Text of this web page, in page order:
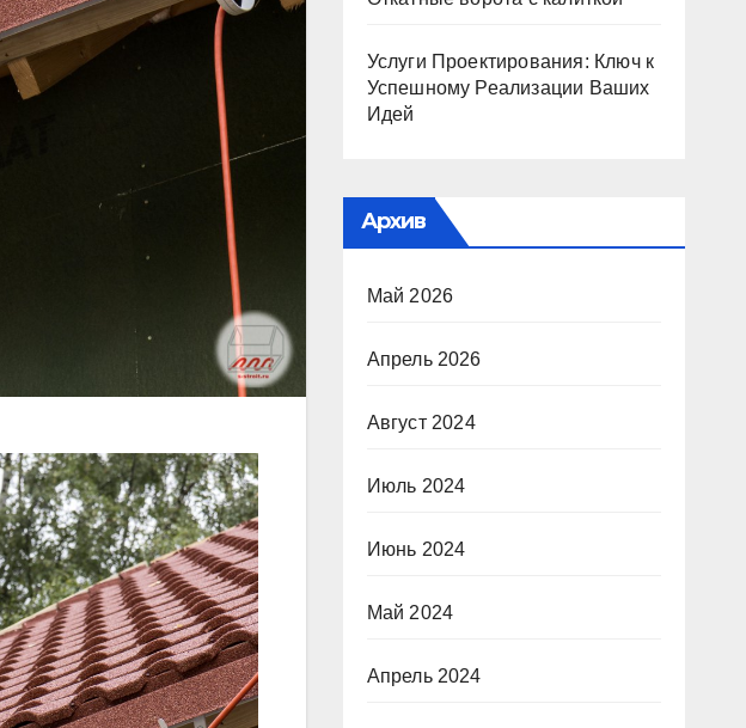
Услуги Проектирования: Ключ к
Успешному Реализации Ваших
Идей
Архив
Май 2026
Апрель 2026
Август 2024
Июль 2024
Июнь 2024
Май 2024
Апрель 2024